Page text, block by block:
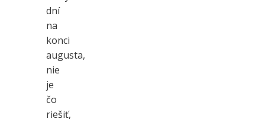
dní
na
konci
augusta,
nie
je
čo
riešiť,